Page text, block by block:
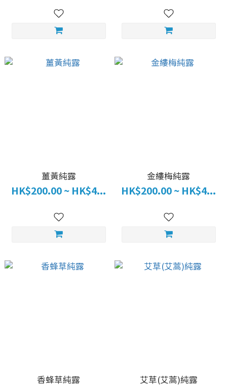
薑黃純露
HK$200.00 ~ HK$4...
金縷梅純露
HK$200.00 ~ HK$4...
香蜂草純露 艾草(艾蒿)純露